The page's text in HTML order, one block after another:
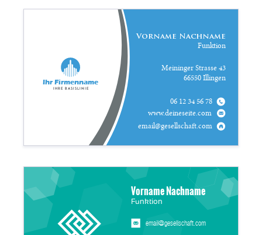
Funktion
Vorname Nachname
06 12 34 56 78
www.deineseite.com
email@gesellschaft.com
Meininger Strasse 43
66550 Illingen
Ihr Firmenname
Ihre Basislinie
Funktion
email@gesellschaft.com
Vorname Nachname